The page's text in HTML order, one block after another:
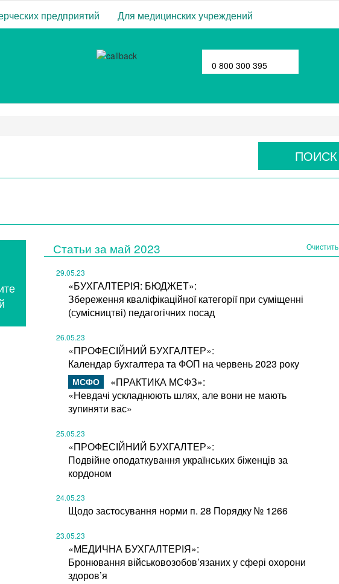
предприятий Для медицинских учреждений
0 800 300 395
ПОИСК
Статьи за май 2023 Очистить
29.05.23
«БУХГАЛТЕРІЯ: БЮДЖЕТ»:
Збереження кваліфікаційної категорії при суміщенні
(сумісництві) педагогічних посад
26.05.23
«ПРОФЕСІЙНИЙ БУХГАЛТЕР»:
Календар бухгалтера та ФОП на червень 2023 року
«ПРАКТИКА МСФЗ»:
«Невдачі ускладнюють шлях, але вони не мають
зупиняти вас»
25.05.23
«ПРОФЕСІЙНИЙ БУХГАЛТЕР»:
Подвійне оподаткування українських біженців за
кордоном
24.05.23
Щодо застосування норми п. 28 Порядку № 1266
23.05.23
«МЕДИЧНА БУХГАЛТЕРІЯ»:
Бронювання військовозобов’язаних у сфері охорони
здоров’я